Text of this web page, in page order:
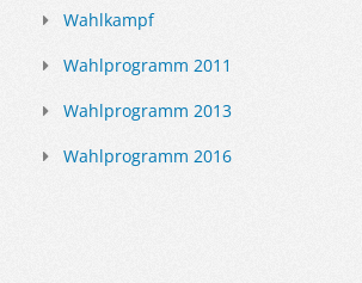
Wahlkampf
Wahlprogramm 2011
Wahlprogramm 2013
Wahlprogramm 2016